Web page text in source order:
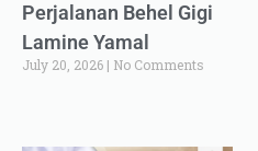
Perjalanan Behel Gigi
Lamine Yamal
July 20, 2026 No Comments